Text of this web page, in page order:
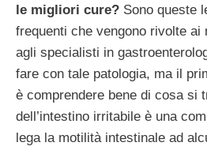
le migliori cure? Sono queste
frequenti che vengono rivolte ai
agli specialisti in
fare con tale patologia, ma il
è comprendere bene di cosa si
dell’intestino irritabile è una
lega la motilità intestinale ad